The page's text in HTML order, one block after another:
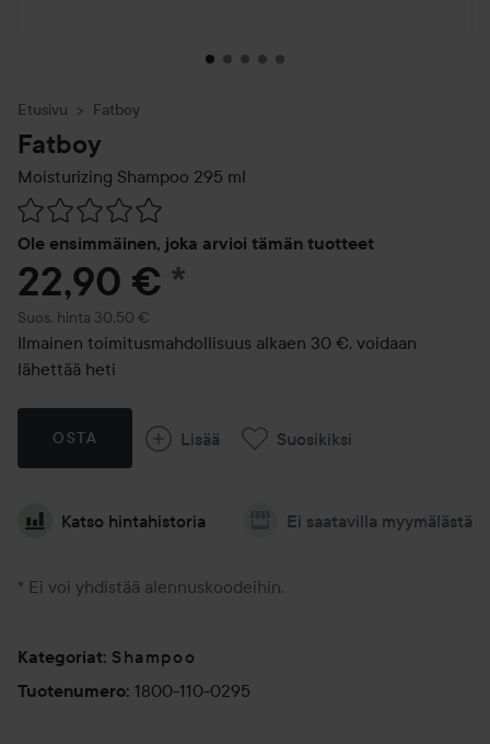
Etusivu Fatboy
Fatboy
Moisturizing Shampoo 295 ml
Ole ensimmäinen, joka arvioi tämän tuotteet
Siirtyä jhk Arvosana & kommentit
22,90 € *
Suos. hinta 30,50 €
Suositeltu hinta 30,50 €
Ilmainen toimitusmahdollisuus alkaen 30 €, voidaan
lähettää heti
OSTA Lisää Suosikiksi
Katso hintahistoria Ei saatavilla myymälästä
* Ei voi yhdistää alennuskoodeihin.
Kategoriat: Shampoo
Tuotenumero: 1800-110-0295